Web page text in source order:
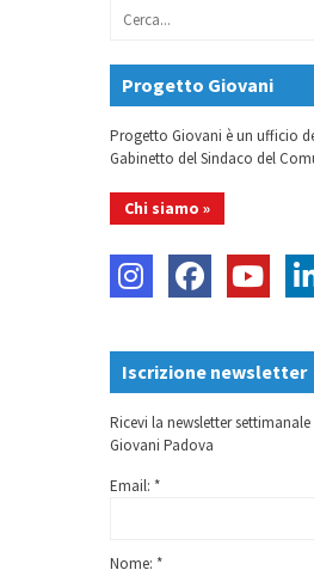
Progetto Giovani
Progetto Giovani è un ufficio
Gabinetto del Sindaco del
Chi siamo »
Iscrizione newsletter
Ricevi la newsletter
Giovani Padova
Email: *
Nome: *